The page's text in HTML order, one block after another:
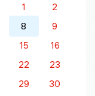
1
2
8
9
15
16
22
23
29
30